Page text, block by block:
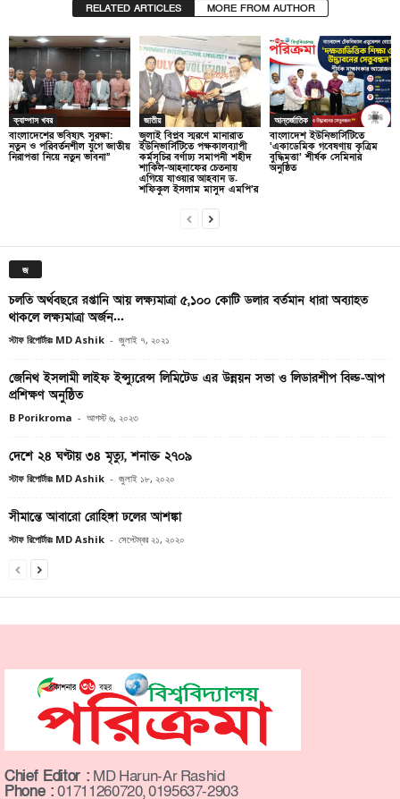
RELATED ARTICLES MORE FROM AUTHOR
ক্যাম্পাস খবর
বাংলাদেশের ভবিষ্যৎ সুরক্ষা:
নতুন ও পরিবর্তনশীল যুগে জাতীয়
নিরাপত্তা নিয়ে নতুন ভাবনা”
জাতীয়
জুলাই বিপ্লব স্মরণে মানারাত
ইউনিভার্সিটিতে পক্ষকালব্যাপী
কর্মসূচির বর্ণাঢ্য সমাপনী শহীদ
শাকিল-আহনাফের চেতনায়
এগিয়ে যাওয়ার আহবান ড.
শফিকুল ইসলাম মাসুদ এমপি’র
আন্তর্জাতিক
বাংলাদেশ ইউনিভার্সিটিতে
‘একাডেমিক গবেষণায় কৃত্রিম
বুদ্ধিমত্তা’ শীর্ষক সেমিনার
অনুষ্ঠিত
জ
চলতি অর্থবছরে রপ্তানি আয় লক্ষ্যমাত্রা ৫,১০০ কোটি ডলার বর্তমান ধারা অব্যাহত
থাকলে লক্ষ্যমাত্রা অর্জন...
স্টাফ রিপোর্টারঃ MD Ashik - জুলাই ৭, ২০২১
জেনিথ ইসলামী লাইফ ইন্স্যুরেন্স লিমিটেড এর উন্নয়ন সভা ও লিডারশীপ বিল্ড-আপ
প্রশিক্ষণ অনুষ্ঠিত
B Porikroma - আগস্ট ৬, ২০২৩
দেশে ২৪ ঘণ্টায় ৩৪ মৃত্যু, শনাক্ত ২৭০৯
স্টাফ রিপোর্টারঃ MD Ashik - জুলাই ১৮, ২০২০
সীমান্তে আবারো রোহিঙ্গা ঢলের আশঙ্কা
স্টাফ রিপোর্টারঃ MD Ashik - সেপ্টেম্বর ২১, ২০২০
Chief Editor : MD Harun-Ar Rashid
Phone :01711260720, 0195637-2903